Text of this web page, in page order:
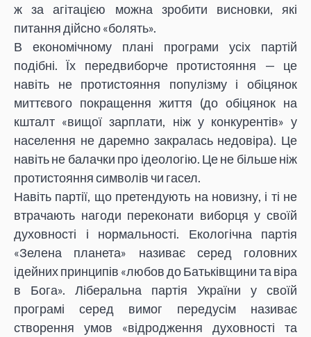
ж за агітацією можна зробити висновки, які
питання дійсно «болять».
В економічному плані програми усіх партій
подібні. Їх передвиборче протистояння — це
навіть не протистояння популізму і обіцянок
миттєвого покращення життя (до обіцянок на
кшталт «вищої зарплати, ніж у конкурентів» у
населення не даремно закралась недовіра). Це
навіть не балачки про ідеологію. Це не більше ніж
протистояння символів чи гасел.
Навіть партії, що претендують на новизну, і ті не
втрачають нагоди переконати виборця у своїй
духовності і нормальності. Екологічна партія
«Зелена планета» називає серед головних
ідейних принципів «любов до Батьківщини та віра
в Бога». Ліберальна партія України у своїй
програмі серед вимог передусім називає
створення умов «відродження духовності та